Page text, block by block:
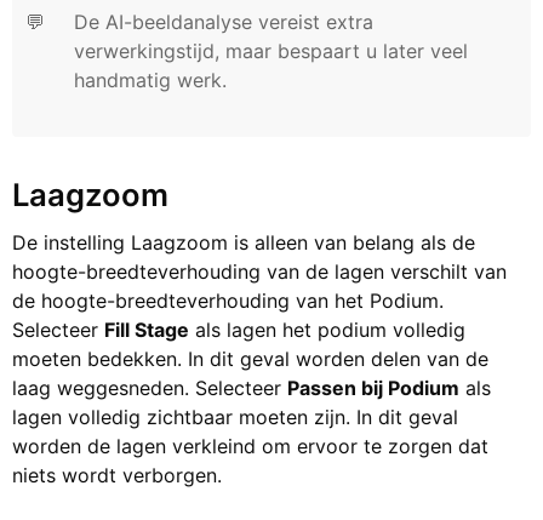
💬
De AI-beeldanalyse vereist extra
verwerkingstijd, maar bespaart u later veel
handmatig werk.
Laagzoom
De instelling Laagzoom is alleen van belang als de
hoogte-breedteverhouding van de lagen verschilt van
de hoogte-breedteverhouding van het Podium.
Selecteer Fill Stage als lagen het podium volledig
moeten bedekken. In dit geval worden delen van de
laag weggesneden. Selecteer Passen bij Podium als
lagen volledig zichtbaar moeten zijn. In dit geval
worden de lagen verkleind om ervoor te zorgen dat
niets wordt verborgen.